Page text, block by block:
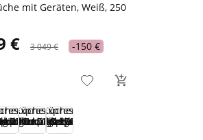
mit Geräten, Weiß, 250
€ 3 049 € -150 €